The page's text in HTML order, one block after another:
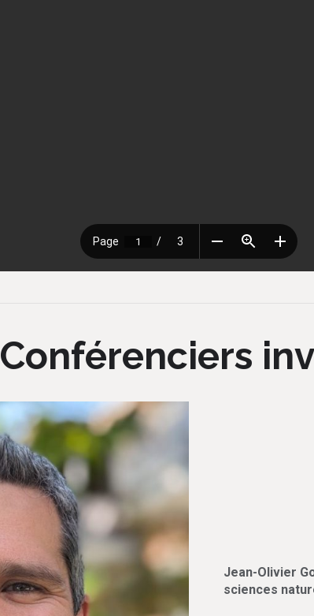
Conférenciers
Jean-Olivier
sciences